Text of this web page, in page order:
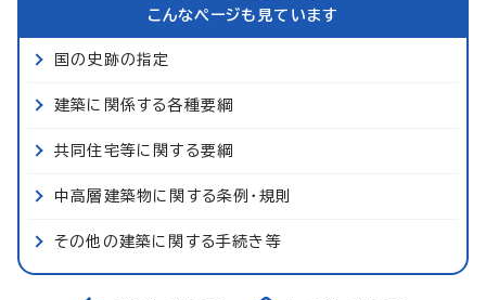
こんなページも見ています
国の史跡の指定
建築に関係する各種要綱
共同住宅等に関する要綱
中高層建築物に関する条例・規則
その他の建築に関する手続き等